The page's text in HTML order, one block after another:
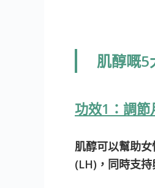
肌醇嘅5
功效1：調節
肌醇可以幫助
(LH)，同時支